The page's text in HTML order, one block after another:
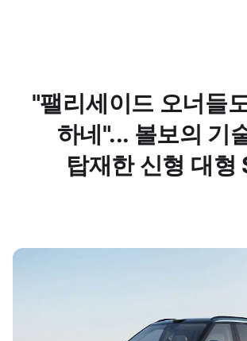
"팰리세이드 오너들
하네"... 볼보의 기
탑재한 신형 대형